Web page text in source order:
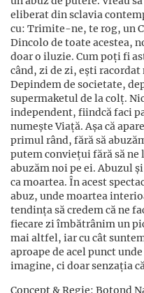
eliberat din sclavia
cu: Trimite-ne, te rog, un
Dincolo de toate acestea,
doar o iluzie. Cum poți fi
când, zi de zi, ești
Depindem de societate,
supermaketul de la colț.
independent, fiindcă faci
numește Viață. Așa că
primul rând, fără să
putem conviețui fără să
abuzăm noi pe ei. Abuzul
ca moartea. În acest
abuz, unde moartea
tendința să credem că ne
fiecare zi îmbătrânim un
mai altfel, iar cu cât
aproape de acel punct
imagine, ci doar senzația
Concept & Regie: Botond